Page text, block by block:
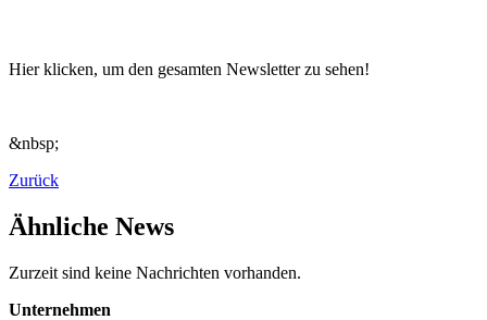
Hier klicken, um den gesamten Newsletter zu sehen!
&nbsp;
Zurück
Ähnliche News
Zurzeit sind keine Nachrichten vorhanden.
Unternehmen